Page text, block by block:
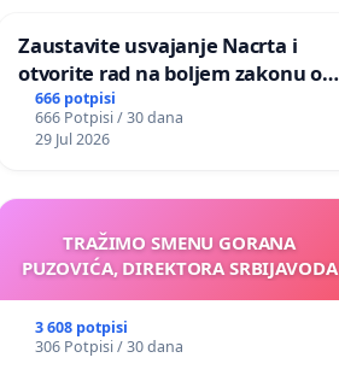
Zaustavite usvajanje Nacrta i
otvorite rad na boljem zakonu o
dobrobiti životinja
666 potpisi
666 Potpisi / 30 dana
29 Jul 2026
TRAŽIMO SMENU GORANA
PUZOVIĆA, DIREKTORA SRBIJAVODA
3 608 potpisi
306 Potpisi / 30 dana